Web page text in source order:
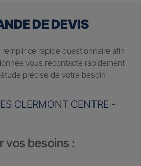
DE DEVIS
ce rapide questionnaire afin
vous recontacte rapidement
précise de votre besoin
CLERMONT CENTRE -
vos besoins :